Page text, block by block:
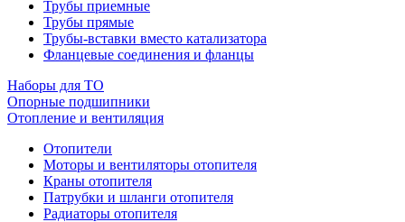
Трубы приемные
Трубы прямые
Трубы-вставки вместо катализатора
Фланцевые соединения и фланцы
Наборы для ТО
Опорные подшипники
Отопление и вентиляция
Отопители
Моторы и вентиляторы отопителя
Краны отопителя
Патрубки и шланги отопителя
Радиаторы отопителя